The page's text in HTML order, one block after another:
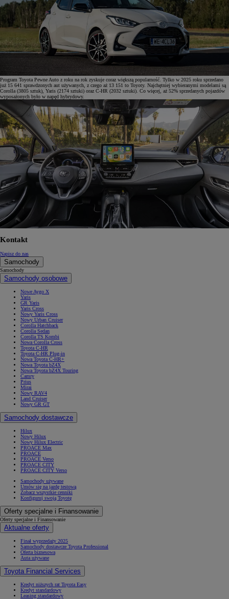
Program Toyota Pewne Auto z roku na rok zyskuje coraz większą popularność. Tylko w 2025 roku sprzedano
już 15 641 sprawdzonych aut używanych, z czego aż 13 151 to Toyoty. Najchętniej wybieranymi modelami są
Corolla (3805 sztuk), Yaris (2174 sztuki) oraz C-HR (2032 sztuki). Co więcej, aż 52% sprzedanych pojazdów
wyposażonych było w napęd hybrydowy.
Kontakt
Napisz do nas
Samochody
Samochody
Samochody osobowe
Nowe Aygo X
Yaris
GR Yaris
Yaris Cross
Nowy Yaris Cross
Nowy Urban Cruiser
Corolla Hatchback
Corolla Sedan
Corolla TS Kombi
Nowa Corolla Cross
Toyota C-HR
Toyota C-HR Plug-in
Nowa Toyota C-HR+
Nowa Toyota bZ4X
Nowa Toyota bZ4X Touring
Camry
Prius
Mirai
Nowy RAV4
Land Cruiser
Nowy GR GT
Samochody dostawcze
Hilux
Nowy Hilux
Nowy Hilux Electric
PROACE Max
PROACE
PROACE Verso
PROACE CITY
PROACE CITY Verso
Samochody używane
Umów się na jazdę testową
Zobacz wszystkie cenniki
Konfiguruj swoją Toyotę
Oferty specjalne i Finansowanie
Oferty specjalne i Finansowanie
Aktualne oferty
Finał wyprzedaży 2025
Samochody dostawcze Toyota Professional
Oferta biznesowa
Auta używane
Toyota Financial Services
Kredyt niższych rat Toyota Easy
Kredyt standardowy
Leasing standardowy